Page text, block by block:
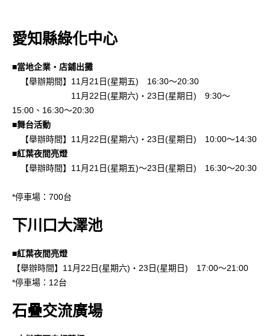
愛知縣綠化中心
■當地企業・店鋪出攤
【舉辦期間】11月21日(星期五) 16:30～20:30
11月22日(星期六)・23日(星期日) 9:30～
15:00、16:30～20:30
■舞台活動
【舉辦時間】11月22日(星期六)・23日(星期日) 10:00～14:30
■紅葉夜間亮燈
【舉辦時間】11月21日(星期五)～23日(星期日) 16:30～20:30
*停車場：700台
下川口大澤池
■紅葉夜間亮燈
【舉辦時間】11月22日(星期六)・23日(星期日) 17:00～21:00
*停車場：12台
石疊交流廣場